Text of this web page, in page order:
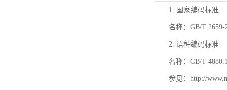
1. 国家编码标准
名称：GB/T
2. 语种编码标准
名称：GB/T
参见：http://